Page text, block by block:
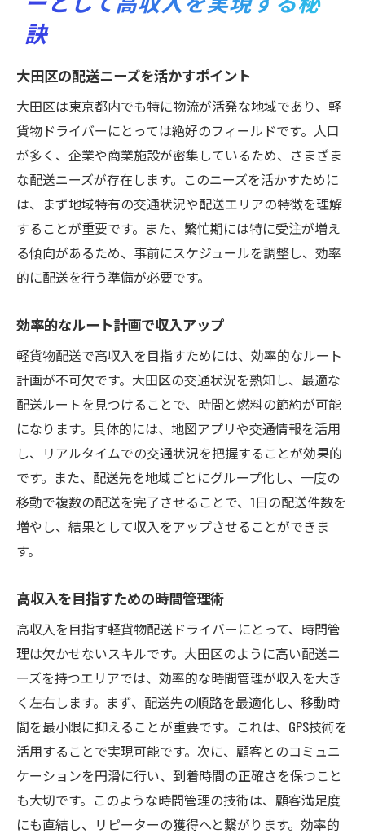
スキルを効率的に習得し高収入を目指す軽貨物
軽貨物配送で必要な技術と知識とは
効率的なスキルアップ法を見つける
実践を通じてスキルを磨くメリット
地域特性を活かした配送スキルの習得
高収入を実現するためのスキル活用術
大田区ならではの高い配送ニーズで安定した収
入を得る方法
地域密着型サービスの重要性
安定した依頼を得るための戦略
顧客との関係構築で安定収入を確保
地域イベントを活用した配送業務
大田区での独自のマーケットを開拓
歩合制を活用して軽貨物配送で収入を大幅に伸
ばすチャンス
歩合制の仕組みとメリットを理解する
報酬を増やすための戦略的な配達
成功事例から学ぶ歩合制の活用法
歩合制で収入を伸ばすための努力
自由な働き方が可能な軽貨物配送で高収入を目
指す理由
フレキシブルな勤務時間の活用術
ライフスタイルに合わせた働き方
自分のペースで稼ぐ自由を享受する
短時間で効率的に収入を得る方法
働き方改革に対応した配送業務
訣
大田区の配送ニーズを活かすポイント
大田区は東京都内でも特に物流が活発な地域であり、軽
貨物ドライバーにとっては絶好のフィールドです。人口
が多く、企業や商業施設が密集しているため、さまざま
な配送ニーズが存在します。このニーズを活かすために
は、まず地域特有の交通状況や配送エリアの特徴を理解
することが重要です。また、繁忙期には特に受注が増え
る傾向があるため、事前にスケジュールを調整し、効率
的に配送を行う準備が必要です。
効率的なルート計画で収入アップ
軽貨物配送で高収入を目指すためには、効率的なルート
計画が不可欠です。大田区の交通状況を熟知し、最適な
配送ルートを見つけることで、時間と燃料の節約が可能
になります。具体的には、地図アプリや交通情報を活用
し、リアルタイムでの交通状況を把握することが効果的
です。また、配送先を地域ごとにグループ化し、一度の
移動で複数の配送を完了させることで、1日の配送件数を
増やし、結果として収入をアップさせることができま
す。
高収入を目指すための時間管理術
高収入を目指す軽貨物配送ドライバーにとって、時間管
理は欠かせないスキルです。大田区のように高い配送ニ
ーズを持つエリアでは、効率的な時間管理が収入を大き
く左右します。まず、配送先の順路を最適化し、移動時
間を最小限に抑えることが重要です。これは、GPS技術を
活用することで実現可能です。次に、顧客とのコミュニ
ケーションを円滑に行い、到着時間の正確さを保つこと
も大切です。このような時間管理の技術は、顧客満足度
にも直結し、リピーターの獲得へと繋がります。効率的